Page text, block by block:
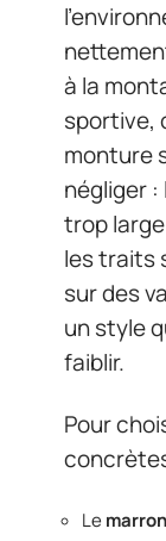
à la
sportive,
monture
négliger
trop
les traits
sur des
un style
faiblir.
Pour
Lemarron